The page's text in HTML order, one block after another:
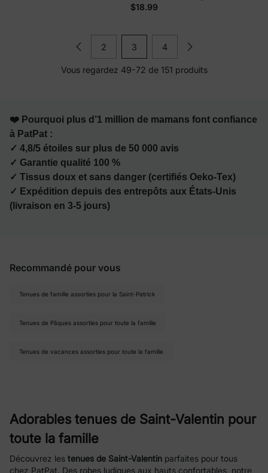
cœur, lettres, étoiles et rayures,
$18.99
2 3 4
Vous regardez 49-72 de 151 produits
❤️ Pourquoi plus d’1 million de mamans font confiance
à PatPat :
✓ 4,8/5 étoiles sur plus de 50 000 avis
✓ Garantie qualité 100 %
✓ Tissus doux et sans danger (certifiés Oeko-Tex)
✓ Expédition depuis des entrepôts aux États-Unis
(livraison en 3-5 jours)
Recommandé pour vous
Tenues de famille assorties pour la Saint-Patrick
Tenues de Pâques assorties pour toute la famille
Tenues de vacances assorties pour toute la famille
Adorables tenues de Saint-Valentin pour
toute la famille
Découvrez les tenues de Saint-Valentin parfaites pour tous
chez PatPat. Des robes ludiques aux hauts confortables, notre